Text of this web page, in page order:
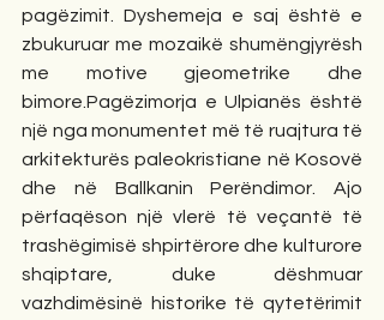
pagëzimit. Dyshemeja e saj është e
zbukuruar me mozaikë shumëngjyrësh
me motive gjeometrike dhe
bimore.Pagëzimorja e Ulpianës është
një nga monumentet më të ruajtura të
arkitekturës paleokristiane në Kosovë
dhe në Ballkanin Perëndimor. Ajo
përfaqëson një vlerë të veçantë të
trashëgimisë shpirtërore dhe kulturore
shqiptare, duke dëshmuar
vazhdimësinë historike të qytetërimit